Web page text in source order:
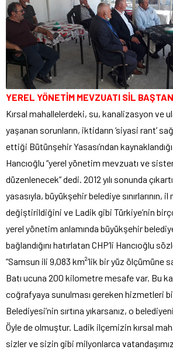
YEREL YÖNETİM MEVZUATI SİL
Kırsal mahallelerdeki, su, kanalizasyon ve
yaşanan sorunların, iktidarın ‘siyasi rant’
ettiği Bütünşehir Yasası’ndan
Hancıoğlu “yerel yönetim mevzuatı ve
düzenlenecek” dedi. 2012 yılı sonunda
yasasıyla, büyükşehir belediye sınırlarının, il
değiştirildiğini ve Ladik gibi Türkiye’nin
yerel yönetim anlamında büyükşehir
bağlandığını hatırlatan CHP’li Hancıoğlu
“Samsun ili 9,083 km²’lik bir yüz ölçümüne
Batı ucuna 200 kilometre mesafe var. Bu
coğrafyaya sunulması gereken hizmetleri
Belediyesi’nin sırtına yıkarsanız, o
Öyle de olmuştur. Ladik ilçemizin kırsal
sizler ve sizin gibi milyonlarca